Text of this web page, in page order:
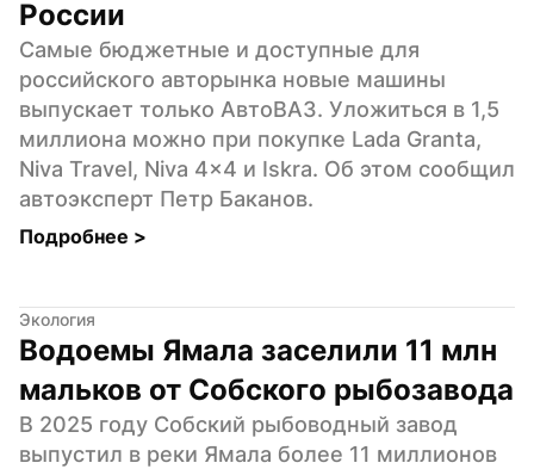
России
Самые бюджетные и доступные для
российского авторынка новые машины
выпускает только АвтоВАЗ. Уложиться в 1,5
миллиона можно при покупке Lada Granta,
Niva Travel, Niva 4x4 и Iskra. Об этом сообщил
автоэксперт Петр Баканов.
Подробнее >
Экология
Водоемы Ямала заселили 11 млн
мальков от Собского рыбозавода
В 2025 году Собский рыбоводный завод
выпустил в реки Ямала более 11 миллионов